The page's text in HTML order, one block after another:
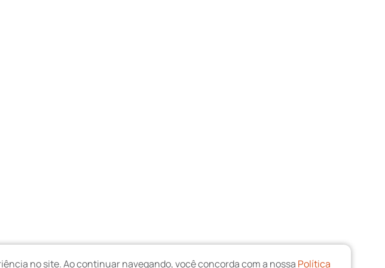
no site. Ao continuar navegando, você concorda com a nossa Política